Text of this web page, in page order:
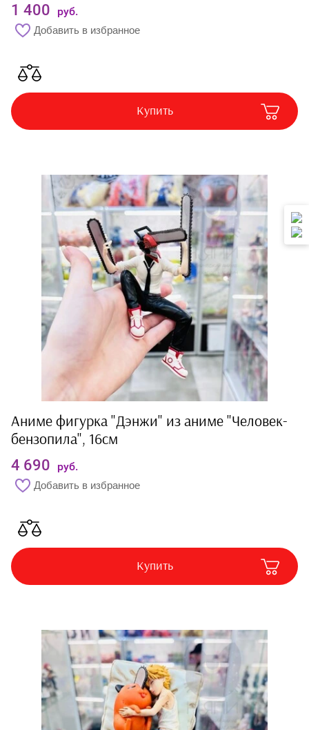
Билеты и
Хозтовары
1 400 руб.
Добавить в избранное
Купить
Аниме фигурка "Дэнжи" из аниме "Человек-
бензопила", 16см
4 690 руб.
Добавить в избранное
Купить